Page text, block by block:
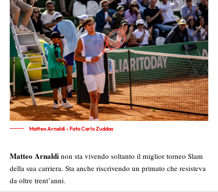
Matteo Arnaldi - Foto Carlo Zuddas
Matteo Arnaldi non sta vivendo soltanto il miglior torneo Slam
della sua carriera. Sta anche riscrivendo un primato che resisteva
da oltre trent’anni.